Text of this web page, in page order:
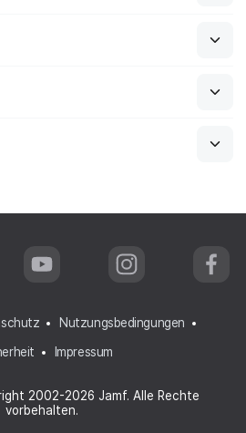
2002-2026 Jamf. Alle Rechte
vorbehalten.
Nutzungsbedingungen
Impressum
Y
o
u
b
e
I
n
a
g
F
a